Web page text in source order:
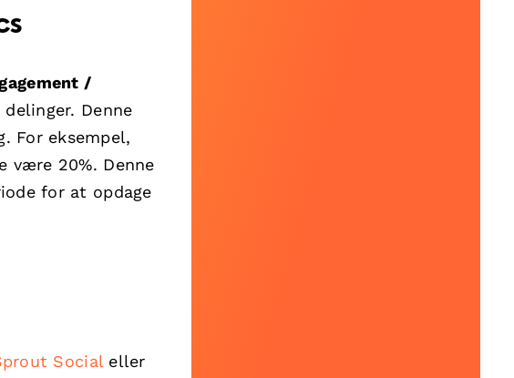
/
Denne
For eksempel,
være 20%. Denne
for at opdage
Social eller